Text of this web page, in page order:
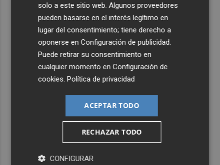
Recibe toda la actualidad de
solo a este sitio web. Algunos proveedores
pueden basarse en el interés legítimo en
lugar del consentimiento; tiene derecho a
oponerse enConfiguración de publicidad
Puede retirar su consentimiento en
cualquier momento enConfiguración de
cookies .Política de privacidad
ACEPTAR TODO
RECHAZAR TODO
CONFIGURAR